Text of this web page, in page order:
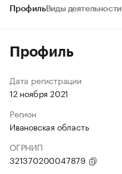
ПрофильВиды деятельности
Профиль
Дата регистрации
12 ноября 2021
Регион
Ивановская область
ОГРНИП
321370200047879